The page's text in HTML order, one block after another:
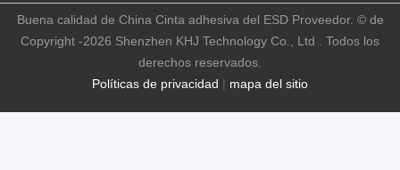
Políticas de privacidad | mapa del sitio
Buena calidad de China Cinta adhesiva del ESD Proveedor. © de
Copyright -2026 Shenzhen KHJ Technology Co., Ltd . Todos los
derechos reservados.